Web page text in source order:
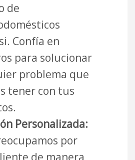
de
Confía en
para solucionar
problema que
tener con tus
Personalizada:
por
de manera